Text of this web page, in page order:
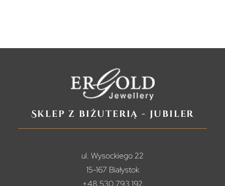
Sklep z biżuterią - jubiler
ul. Wysockiego 22
15-167 Białystok
+48 530 793 192